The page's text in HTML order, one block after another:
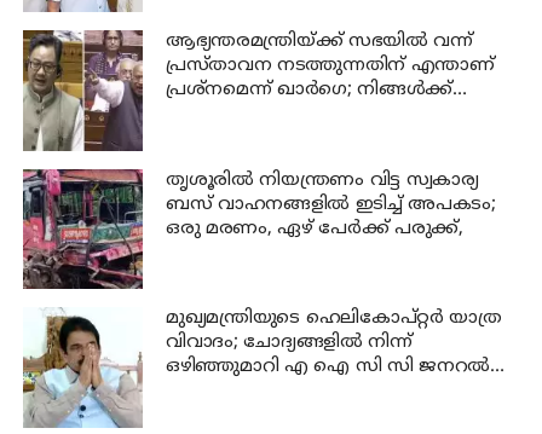
ആഭ്യന്തരമന്ത്രിയ്ക്ക് സഭയില്‍ വന്ന്
പ്രസ്താവന നടത്തുന്നതിന് എന്താണ്
പ്രശ്‌നമെന്ന് ഖാര്‍ഗെ; നിങ്ങള്‍ക്ക്
തൃശൂരില്‍ നിയന്ത്രണം വിട്ട സ്വകാര്യ
ബസ് വാഹനങ്ങളില്‍ ഇടിച്ച് അപകടം;
ഒരു മരണം, ഏഴ് പേര്‍ക്ക് പരുക്ക്,
മുഖ്യമന്ത്രിയുടെ ഹെലികോപ്റ്റർ യാത്ര
വിവാദം; ചോദ്യങ്ങളിൽ നിന്ന്
ഒഴിഞ്ഞുമാറി എ ഐ സി സി ജനറൽ